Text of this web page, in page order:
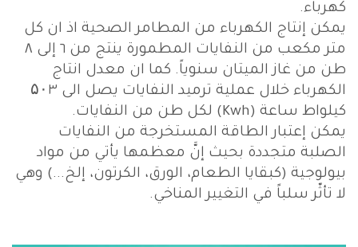
كهرباء.
يمكن إنتاج الكهرباء من المطامر الصحية اذ ان كل
متر مكعب من النفايات المطمورة ينتج من ٦ إلى ٨
طن من غاز الميتان سنوياً. كما ان معدل انتاج
الكهرباء خلال عملية ترميد النفايات يصل الى ۵۰٣
كيلواط ساعة (Kwh) لكل طن من النفايات.
يمكن إعتبار الطاقة المستخرجة من النفايات
الصلبة متجددة بحيث إنَّ معظمها يأتي من مواد
بيولوجية (كبقايا الطعام، الورق، الكرتون، إلخ...) وهي
لا تأثّر سلباً في التغيير المناخي.